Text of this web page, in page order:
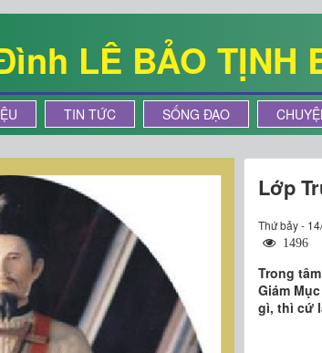
LÊ BẢO TỊNH
TIN TỨC SỐNG ĐẠO
Lớp
Thứ bảy -
1496
Trong
Giám
gì, thì cứ